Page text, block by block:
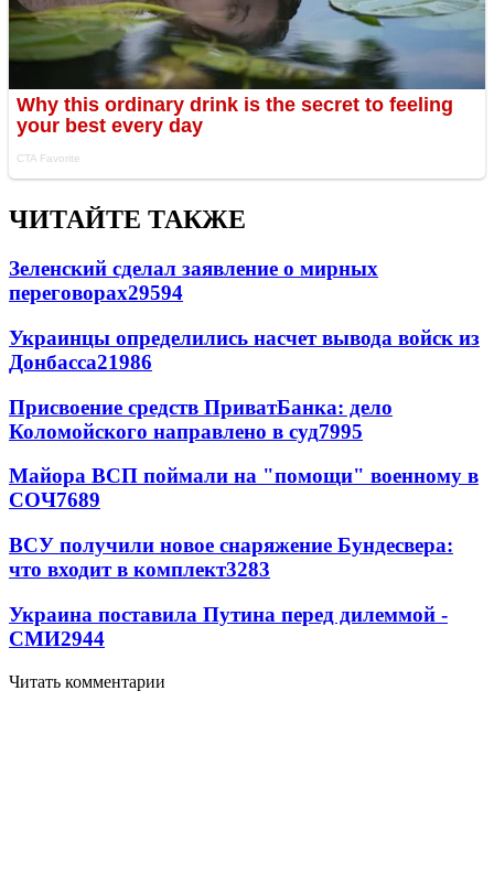
ЧИТАЙТЕ ТАКЖЕ
Зеленский сделал заявление о мирных
переговорах29594
Украинцы определились насчет вывода войск из
Донбасса21986
Присвоение средств ПриватБанка: дело
Коломойского направлено в суд7995
Майора ВСП поймали на "помощи" военному в
СОЧ7689
ВСУ получили новое снаряжение Бундесвера:
что входит в комплект3283
Украина поставила Путина перед дилеммой -
СМИ2944
Читать комментарии